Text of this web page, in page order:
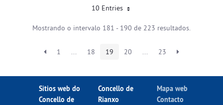
10 Entries
Mostrando o intervalo 181 - 190 de 223 resultados.
1 ... 18 19 20 ... 23
Sitios web do
Concello de
Concello de
Rianxo
Mapa web
Contacto